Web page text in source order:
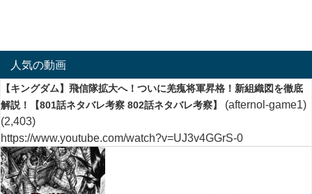
人気の動画
【キングダム】飛信隊拡大へ！ついに羌瘣将軍昇格！新組織図を徹底
解説！【801話ネタバレ考察 802話ネタバレ考察】
(afternol-game1)
(2,403)
https://www.youtube.com/watch?v=UJ3v4GGrS-0